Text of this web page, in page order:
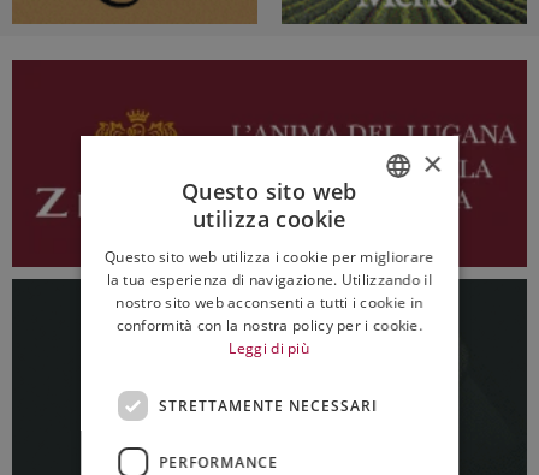
ENGLISH
×
Questo sito web
utilizza cookie
Questo sito web utilizza i cookie per migliorare
la tua esperienza di navigazione. Utilizzando il
nostro sito web acconsenti a tutti i cookie in
conformità con la nostra policy per i cookie.
Leggi di più
STRETTAMENTE NECESSARI
PERFORMANCE